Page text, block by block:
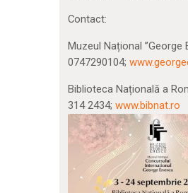
Contact:
Muzeul Național ”George
0747290104;
Biblioteca Națională a
314 2434; www.bibnat.ro